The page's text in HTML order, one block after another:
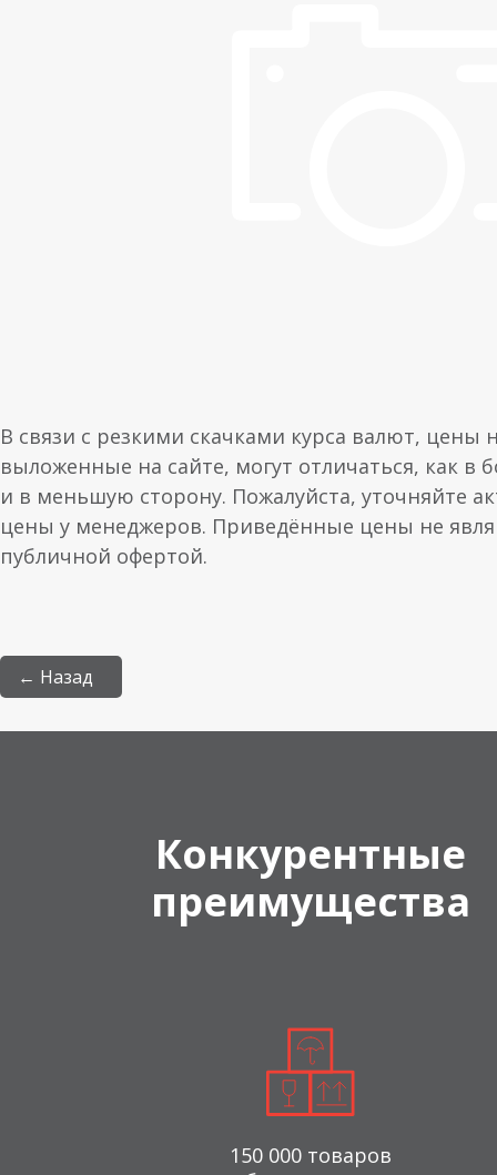
В связи с резкими скачками курса валют, цены
выложенные на сайте, могут отличаться, как в
и в меньшую сторону. Пожалуйста, уточняйте
цены у менеджеров. Приведённые цены не
публичной офертой.
← Назад
Конкурентные
преимущества
150 000 товаров